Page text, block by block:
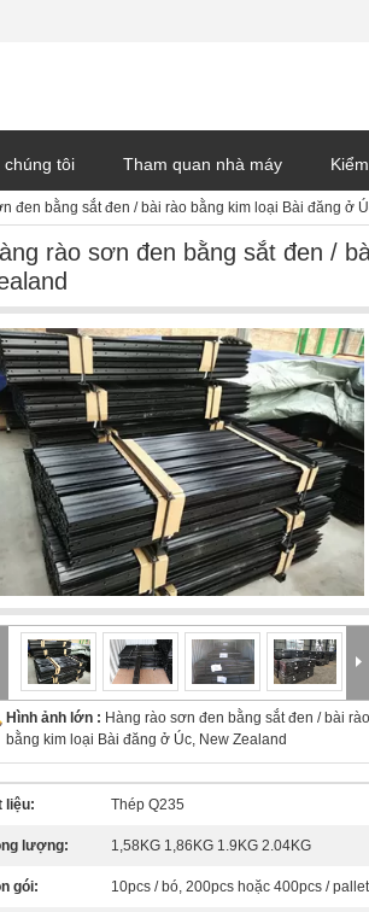
chúng tôi Tham quan nhà máy
đen bằng sắt đen / bài rào bằng kim loại Bài đăng ở
rào sơn đen bằng sắt đen /
Hình ảnh lớn : Hàng rào sơn đen bằng sắt đen / bài rào
bằng kim loại Bài đăng ở Úc, New Zealand
liệu: Thép Q235
lượng: 1,58KG 1,86KG 1.9KG 2.04KG
gói: 10pcs / bó, 200pcs hoặc 400pcs / pallet